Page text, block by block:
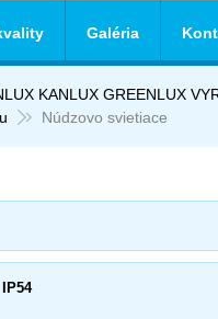
KANLUX GREENLUX
Núdzovo svietiace
Galéria